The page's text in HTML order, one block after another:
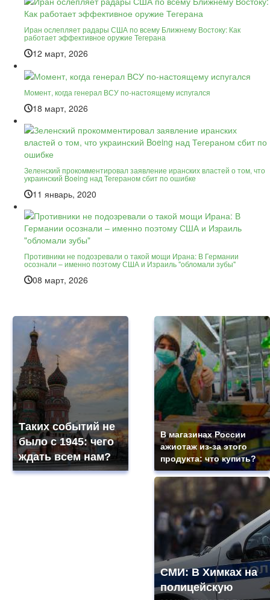
Иран ослепляет радары США по всему Ближнему Востоку: Как
работает эффективное оружие Тегерана
12 март, 2026
Момент, когда генерал ВСУ по-настоящему испугался
18 март, 2026
Зеленский прокомментировал заявление иранских властей о том, что
украинский Boeing над Тегераном сбит по ошибке
11 январь, 2020
Противники не подозревали о такой мощи Ирана: В Германии
осознали – именно поэтому США и Израиль "обломали зубы"
08 март, 2026
Таких событий не
было с 1945: чего
ждать всем нам?
В магазинах России
ажиотаж из-за этого
продукта: что купить?
СМИ: В Химках на
полицейскую